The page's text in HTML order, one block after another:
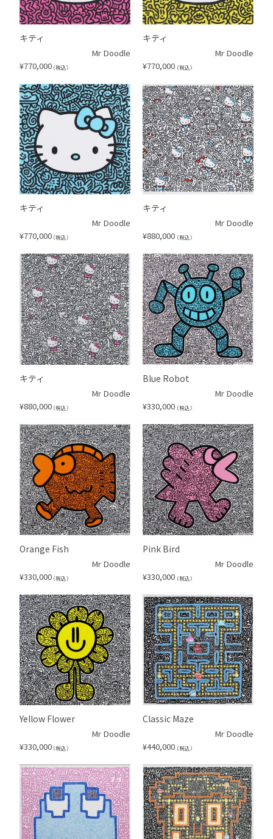
キティ
Mr Doodle
¥770,000 （税込）
キティ
Mr Doodle
¥770,000 （税込）
キティ
Mr Doodle
¥770,000 （税込）
キティ
Mr Doodle
¥880,000 （税込）
キティ
Mr Doodle
¥880,000 （税込）
Blue Robot
Mr Doodle
¥330,000 （税込）
Orange Fish
Mr Doodle
¥330,000 （税込）
Pink Bird
Mr Doodle
¥330,000 （税込）
Yellow Flower
Mr Doodle
¥330,000 （税込）
Classic Maze
Mr Doodle
¥440,000 （税込）